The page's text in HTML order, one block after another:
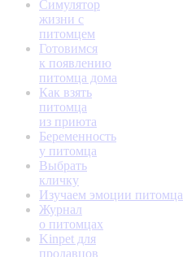
Симулятор
жизни с
питомцем
Готовимся
к появлению
питомца дома
Как взять
питомца
из приюта
Беременность
у питомца
Выбрать
кличку
Изучаем эмоции питомца
Журнал
о питомцах
Kinpet для
продавцов